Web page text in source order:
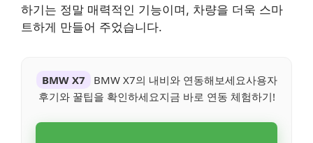
하기는 정말 매력적인 기능이며, 차량을 더욱 스마
트하게 만들어 주었습니다.
BMW X7
BMW X7의 내비와 연동해보세요사용자
후기와 꿀팁을 확인하세요지금 바로 연동 체험하기!